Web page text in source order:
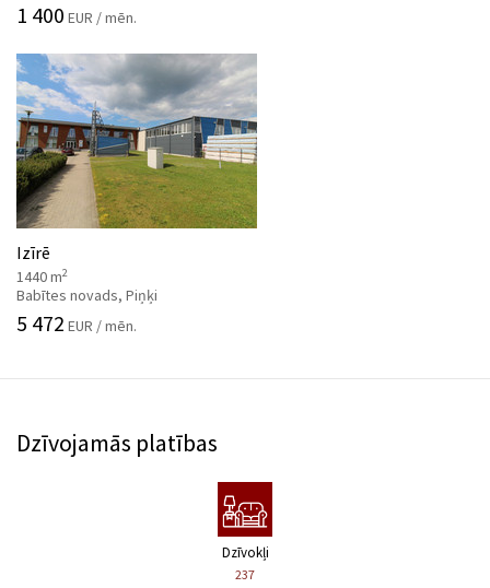
1 400 EUR / mēn.
Izīrē
1440 m2
Babītes novads, Piņķi
5 472 EUR / mēn.
Dzīvojamās platības
Dzīvokļi
237